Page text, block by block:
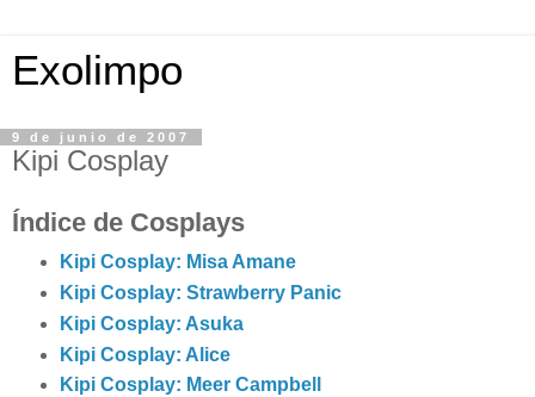
Exolimpo
9 de junio de 2007
Kipi Cosplay
Índice de Cosplays
Kipi Cosplay: Misa Amane
Kipi Cosplay: Strawberry Panic
Kipi Cosplay: Asuka
Kipi Cosplay: Alice
Kipi Cosplay: Meer Campbell